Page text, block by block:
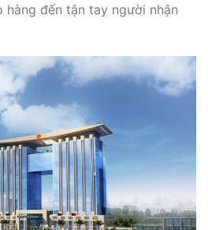
hàng đến tận tay người nhận